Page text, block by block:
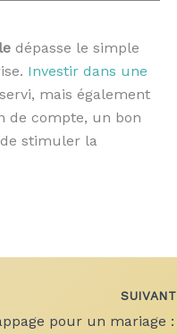
dépasse le simple
Investir dans une
mais également
de compte, un bon
stimuler la
SUIVANT